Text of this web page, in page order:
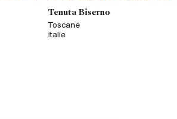
Tenuta Biserno
Toscane
Italie